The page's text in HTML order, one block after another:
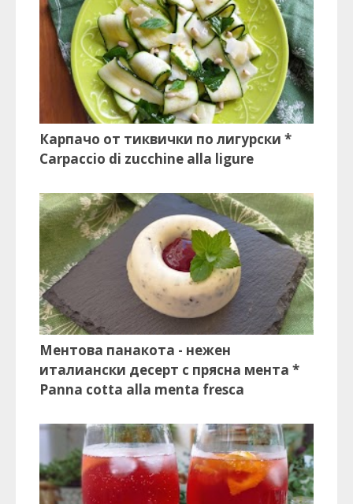
Карпачо от тиквички по лигурски *
Carpaccio di zucchine alla ligure
Ментова панакота - нежен
италиански десерт с прясна мента *
Panna cotta alla menta fresca